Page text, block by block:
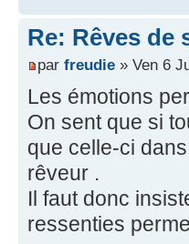
Re: Rêves de
par freudie » Ven 6
Les émotions
On sent que si
que celle-ci
rêveur .
Il faut donc
ressenties